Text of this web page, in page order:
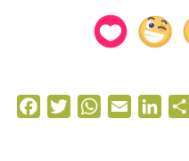
FacebookTwitterWhatsApp
Email